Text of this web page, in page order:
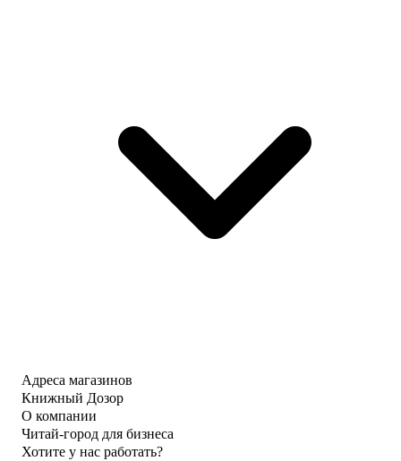
Адреса магазинов
Книжный Дозор
О компании
Читай-город для бизнеса
Хотите у нас работать?